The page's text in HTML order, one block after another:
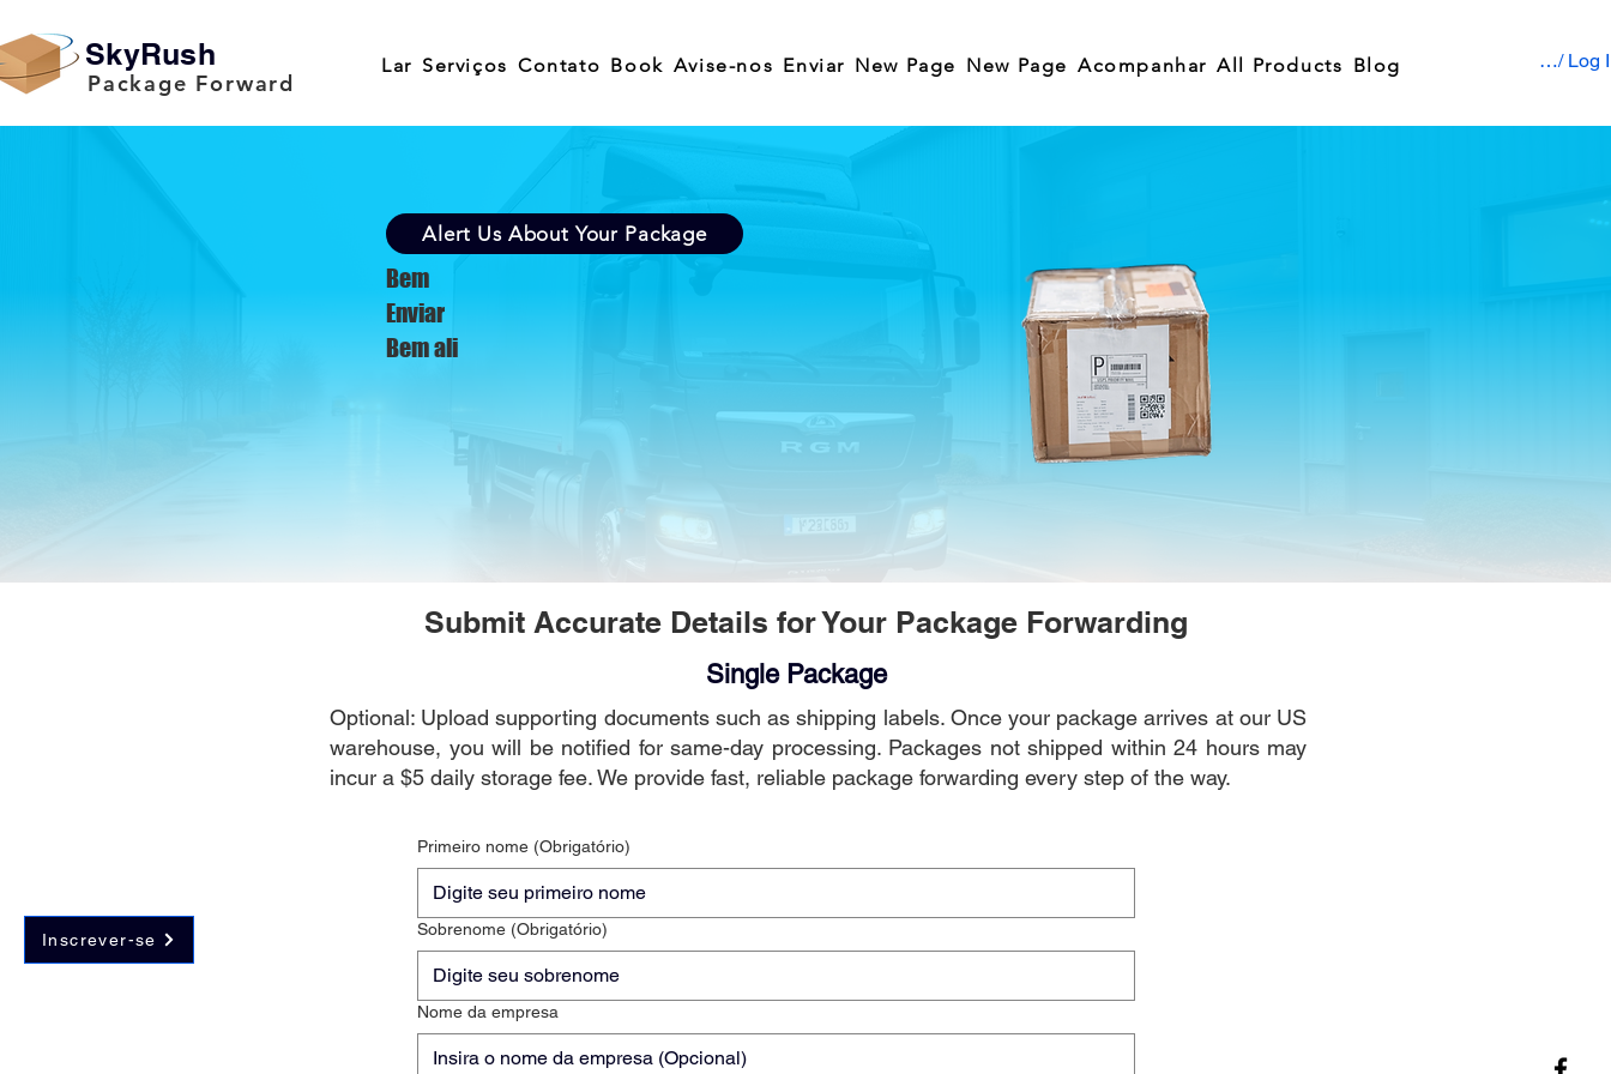
Lar Serviços Contato Book Avise-nos Enviar New Page New Page Acompanhar All Products Blog Sign up / Log
SkyRush
Package Forward
Inscrever-se
Alert Us About Your Package
Bem
Enviar
Bem ali
Submit Accurate Details for Your Package Forwarding
Single Package
Optional: Upload supporting documents such as shipping labels. Once your package arrives at our US
warehouse, you will be notified for same-day processing. Packages not shipped within 24 hours may
incur a $5 daily storage fee. We provide fast, reliable package forwarding every step of the way.
Primeiro nome (Obrigatório)
Sobrenome (Obrigatório)
Nome da empresa